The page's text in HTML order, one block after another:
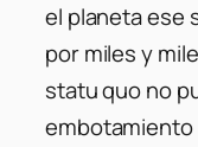
el planeta ese
por miles y
statu quo no
embotamiento